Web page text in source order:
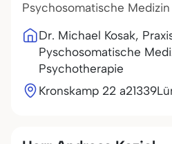
Psychosomatische
Dr. Michael Kosak,
Pyschosomatische
Psychotherapie
Kronskamp 22 a21339